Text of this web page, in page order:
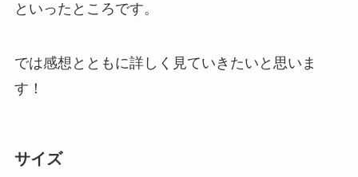
といったところです。
では感想とともに詳しく見ていきたいと思いま
す！
サイズ